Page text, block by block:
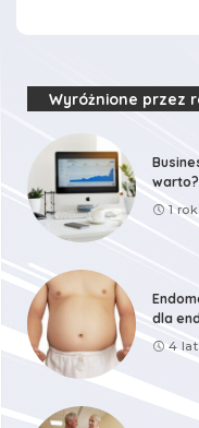
Wyróżnione przez
warto?
1
dla
4